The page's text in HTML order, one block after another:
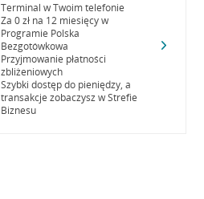
Terminal w Twoim telefonie
Za 0 zł na 12 miesięcy w
Programie Polska
Bezgotówkowa
Przyjmowanie płatności
zbliżeniowych
Szybki dostęp do pieniędzy, a
transakcje zobaczysz w Strefie
Biznesu